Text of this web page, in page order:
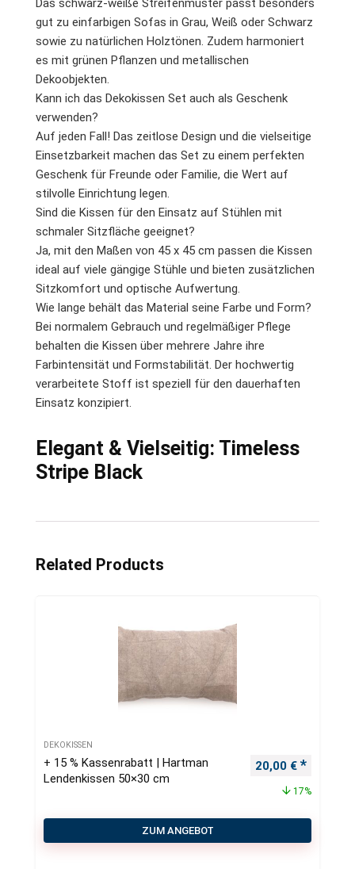
gut zu einfarbigen Sofas in Grau, Weiß oder Schwarz
sowie zu natürlichen Holztönen. Zudem harmoniert
es mit grünen Pflanzen und metallischen
Dekoobjekten.
Kann ich das Dekokissen Set auch als Geschenk
verwenden?
Auf jeden Fall! Das zeitlose Design und die vielseitige
Einsetzbarkeit machen das Set zu einem perfekten
Geschenk für Freunde oder Familie, die Wert auf
stilvolle Einrichtung legen.
Sind die Kissen für den Einsatz auf Stühlen mit
schmaler Sitzfläche geeignet?
Ja, mit den Maßen von 45 x 45 cm passen die Kissen
ideal auf viele gängige Stühle und bieten zusätzlichen
Sitzkomfort und optische Aufwertung.
Wie lange behält das Material seine Farbe und Form?
Bei normalem Gebrauch und regelmäßiger Pflege
behalten die Kissen über mehrere Jahre ihre
Farbintensität und Formstabilität. Der hochwertig
verarbeitete Stoff ist speziell für den dauerhaften
Einsatz konzipiert.
Elegant & Vielseitig: Timeless
Stripe Black
Related Products
DEKOKISSEN
+ 15 % Kassenrabatt | Hartman
Lendenkissen 50×30 cm
Ursprünglicher
20,00 €
17%
ZUM ANGEBOT